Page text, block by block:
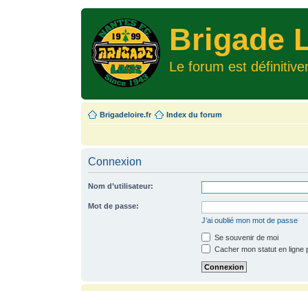
Brigade
Le forum est
Brigadeloire.fr Index du forum
Connexion
Nom d’utilisateur:
Mot de passe:
J’ai oublié mon mot de passe
Se souvenir de moi
Cacher mon statut en ligne